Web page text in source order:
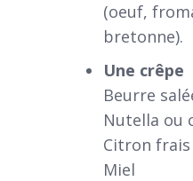
(oeuf,
bretonne).
Une crêpe
Beurre
Nutella ou
Citron frais
Miel